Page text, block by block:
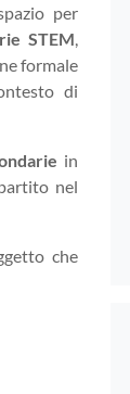
per
STEM,
formale
di
in
nel
che